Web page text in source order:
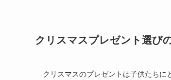
クリスマスプレゼント選び
クリスマスのプレゼントは子供たち